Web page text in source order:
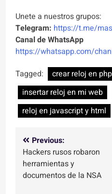
Unete a nuestros grupos:
Telegram: https://t.me/
Canal de WhatsApp
https://whatsapp.com/
Tagged:
crear reloj en php
insertar reloj en mi web
reloj en javascript y html
Navegación
de
entradas
Previous:
Hackers rusos robaron
herramientas y
documentos de la NSA